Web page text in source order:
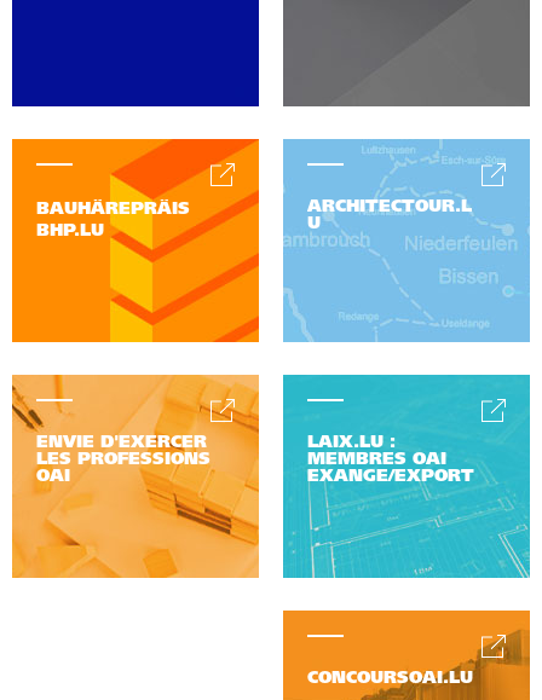
BAUHÄREPRÄIS
BHP.LU
ARCHITECTOUR.L
U
ENVIE D'EXERCER
LES PROFESSIONS
OAI
LAIX.LU :
MEMBRES OAI
EXANGE/EXPORT
CONCOURSOAI.LU